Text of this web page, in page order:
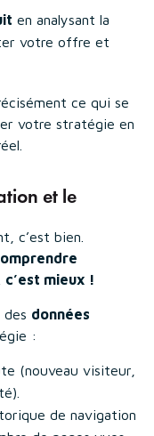
en analysant la
votre offre et
ce qui se
votre stratégie en
et le
c’est bien.
mieux !
des données
:
(nouveau visiteur,
de navigation